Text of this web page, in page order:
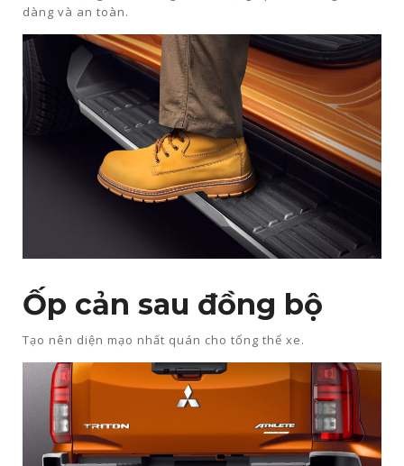
dàng và an toàn.​​
Ốp cản sau đồng bộ​
Tạo nên diện mạo nhất quán cho tổng thể xe.​​